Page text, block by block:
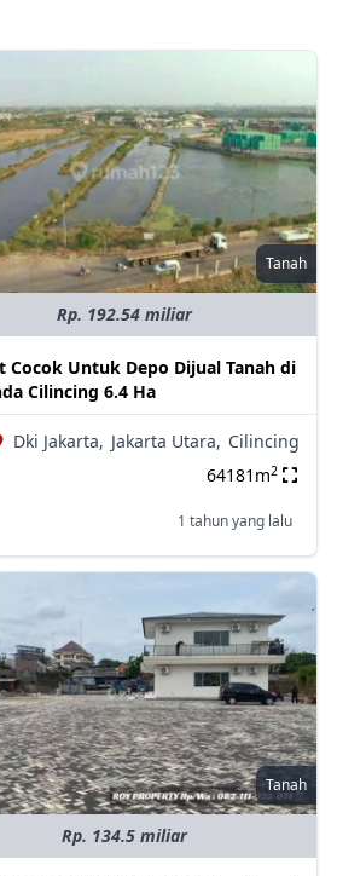
Tanah
Rp. 192.54 miliar
Cocok Untuk Depo Dijual Tanah di
Cilincing 6.4 Ha
Dki Jakarta, Jakarta Utara, Cilincing
64181m2
1 tahun yang lalu
Tanah
Rp. 134.5 miliar